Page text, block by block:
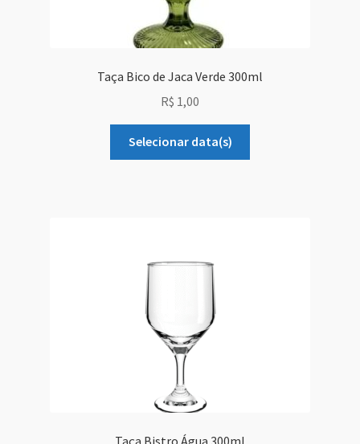
Taça Bico de Jaca Verde 300ml
R$ 1,00
Selecionar data(s)
Taça Bistro Água 300ml